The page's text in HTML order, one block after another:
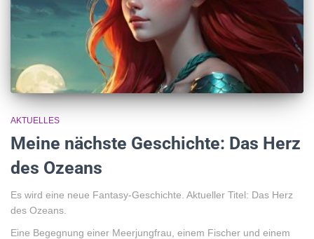
AKTUELLES
Meine nächste Geschichte: Das Herz
des Ozeans
Es wird eine neue Fantasy-Geschichte. Aktueller Titel: Das Herz
des Ozeans.
Eine Begegnung einer Meerjungfrau, einem Fischer und einem